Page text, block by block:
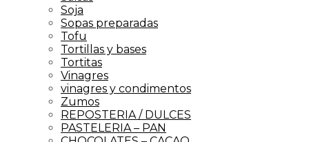
Soja
Sopas preparadas
Tofu
Tortillas y bases
Tortitas
Vinagres
vinagres y condimentos
Zumos
REPOSTERIA / DULCES
PASTELERIA – PAN